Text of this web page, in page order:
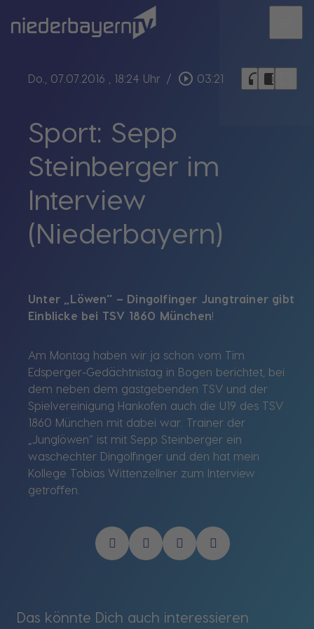
Do., 07.07.2016 , 18:24 Uhr / play_circle_outline 03:21 headphones chrome_reader_mode
Sport: Sepp
Steinberger im
Interview
(Niederbayern)
Unter „Löwen“ – Dingolfinger Jungtrainer gibt
Einblicke bei TSV 1860 München!
Am Montag haben wir ja schon vom Tim
Edsperger-Gedächtnistag in Bogen berichtet, bei
dem neben dem gastgebenden TSV und der
Spielvereinigung Hankofen auch die U19 des TSV
1860 München mit dabei war. Trainer der
„Junglöwen“ ist mit Sepp Steinberger ein
waschechter Dingolfinger und den hat mein
Kollege Tobias Wittenzellner zum Interview
getroffen.
Das könnte Dich auch interessieren